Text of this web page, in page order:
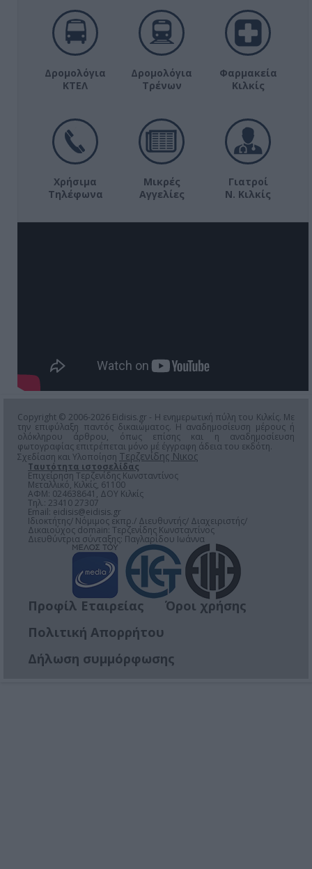
Δρομολόγια
ΚΤΕΛ
Δρομολόγια
Τρένων
Φαρμακεία
Κιλκίς
Χρήσιμα
Τηλέφωνα
Μικρές
Αγγελίες
Γιατροί
Ν. Κιλκίς
Copyright © 2006-2026 Eidisis.gr - Η ενημερωτική πύλη του Κιλκίς. Με
την επιφύλαξη παντός δικαιώματος. Η αναδημοσίευση μέρους ή
ολόκληρου άρθρου, όπως επίσης και η αναδημοσίευση
φωτογραφίας επιτρέπεται μόνο μέ έγγραφη άδεια του εκδότη.
Σχεδίαση και Υλοποίηση Τερζενίδης Νικος
Ταυτότητα ιστοσελίδας
Επιχείρηση Τερζενίδης Κωνσταντίνος
Μεταλλικό, Κιλκίς, 61100
ΑΦΜ: 024638641, ΔΟΥ Κιλκίς
Τηλ.: 23410 27307
Email: eidisis@eidisis.gr
Ιδιοκτήτης/ Νόμιμος εκπρ./ Διευθυντής/ Διαχειριστής/
Δικαιούχος domain: Τερζενίδης Κωνσταντίνος
Διευθύντρια σύνταξης: Παγλαρίδου Ιωάννα
Προφίλ Εταιρείας
Όροι χρήσης
Πολιτική Απορρήτου
Δήλωση συμμόρφωσης